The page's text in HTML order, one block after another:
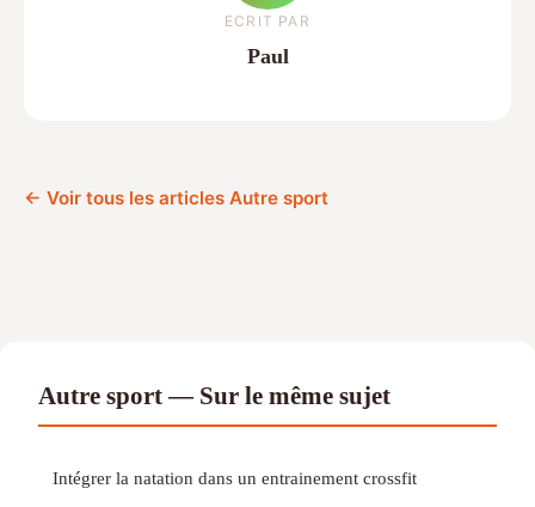
ECRIT PAR
Paul
← Voir tous les articles Autre sport
Autre sport — Sur le même sujet
Intégrer la natation dans un entrainement crossfit